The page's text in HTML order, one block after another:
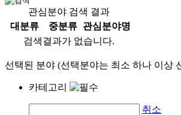
관심분야 검색 결과
대분류
중분류
관심분야명
검색결과가 없습니다.
선택된 분야 (선택분야는 최소 하나 이상
카테고리
취소